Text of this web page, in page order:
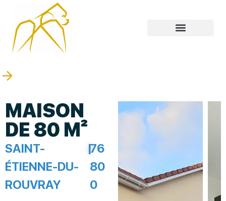
MAISON
DE 80 M²
SAINT-
ÉTIENNE-DU-
ROUVRAY
|76
80
0